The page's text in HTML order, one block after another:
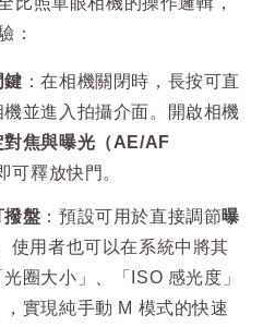
：
鍵 ：在相機關閉時，長按可直
並進入拍攝介面。開啟相機
對焦與曝光（AE/AF
可釋放快門。
撥盤 ：預設可用於直接調節曝
使用者也可以在系統中將其
圈大小」、「ISO 感光度」
實現純手動 M 模式的快速